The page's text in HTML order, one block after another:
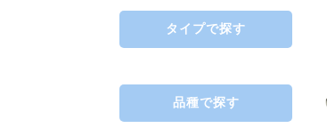
ペロポネソス半島とイオニ
ア諸島
タイプで探す
└フルボディ
白
品種で探す